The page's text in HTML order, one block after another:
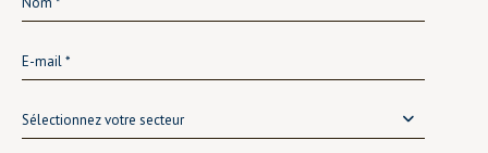
Sélectionnez votre secteur